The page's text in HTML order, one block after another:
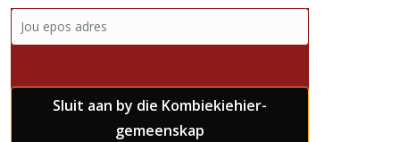
Sluit aan by die Kombiekiehier-
gemeenskap